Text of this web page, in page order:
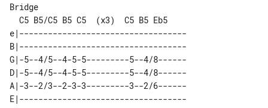
Bridge
e|-----------------------------------
B|-----------------------------------
G|-5--4/5--4-5-5---------5--4/8------
D|-5--4/5--4-5-5---------5--4/8------
A|-3--2/3--2-3-3---------3--2/6------